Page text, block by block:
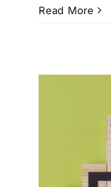
Read More